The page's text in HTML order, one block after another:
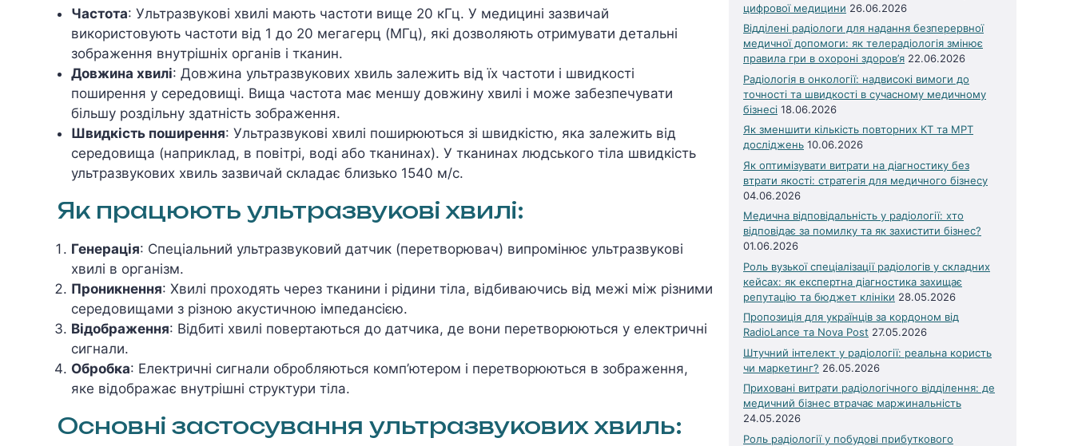
Частота: Ультразвукові хвилі мають частоти вище 20 кГц. У медицині зазвичай
використовують частоти від 1 до 20 мегагерц (МГц), які дозволяють отримувати детальні
зображення внутрішніх органів і тканин.
Довжина хвилі: Довжина ультразвукових хвиль залежить від їх частоти і швидкості
поширення у середовищі. Вища частота має меншу довжину хвилі і може забезпечувати
більшу роздільну здатність зображення.
Швидкість поширення: Ультразвукові хвилі поширюються зі швидкістю, яка залежить від
середовища (наприклад, в повітрі, воді або тканинах). У тканинах людського тіла швидкість
ультразвукових хвиль зазвичай складає близько 1540 м/с.
Як працюють ультразвукові хвилі:
Генерація: Спеціальний ультразвуковий датчик (перетворювач) випромінює ультразвукові
хвилі в організм.
Проникнення: Хвилі проходять через тканини і рідини тіла, відбиваючись від межі між різними
середовищами з різною акустичною імпедансією.
Відображення: Відбиті хвилі повертаються до датчика, де вони перетворюються у електричні
сигнали.
Обробка: Електричні сигнали обробляються комп’ютером і перетворюються в зображення,
яке відображає внутрішні структури тіла.
Основні застосування ультразвукових хвиль:
цифрової медицини 26.06.2026
Відділені радіологи для надання безперервної
медичної допомоги: як телерадіологія змінює
правила гри в охороні здоров’я 22.06.2026
Радіологія в онкології: надвисокі вимоги до
точності та швидкості в сучасному медичному
бізнесі 18.06.2026
Як зменшити кількість повторних КТ та МРТ
досліджень 10.06.2026
Як оптимізувати витрати на діагностику без
втрати якості: стратегія для медичного бізнесу
04.06.2026
Медична відповідальність у радіології: хто
відповідає за помилку та як захистити бізнес?
01.06.2026
Роль вузької спеціалізації радіологів у складних
кейсах: як експертна діагностика захищає
репутацію та бюджет клініки 28.05.2026
Пропозиція для українців за кордоном від
RadioLance та Nova Post 27.05.2026
Штучний інтелект у радіології: реальна користь
чи маркетинг? 26.05.2026
Приховані витрати радіологічного відділення: де
медичний бізнес втрачає маржинальність
24.05.2026
Роль радіології у побудові прибуткового